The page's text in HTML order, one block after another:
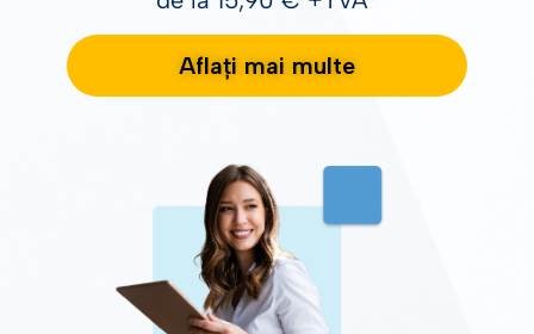
Aflați mai multe